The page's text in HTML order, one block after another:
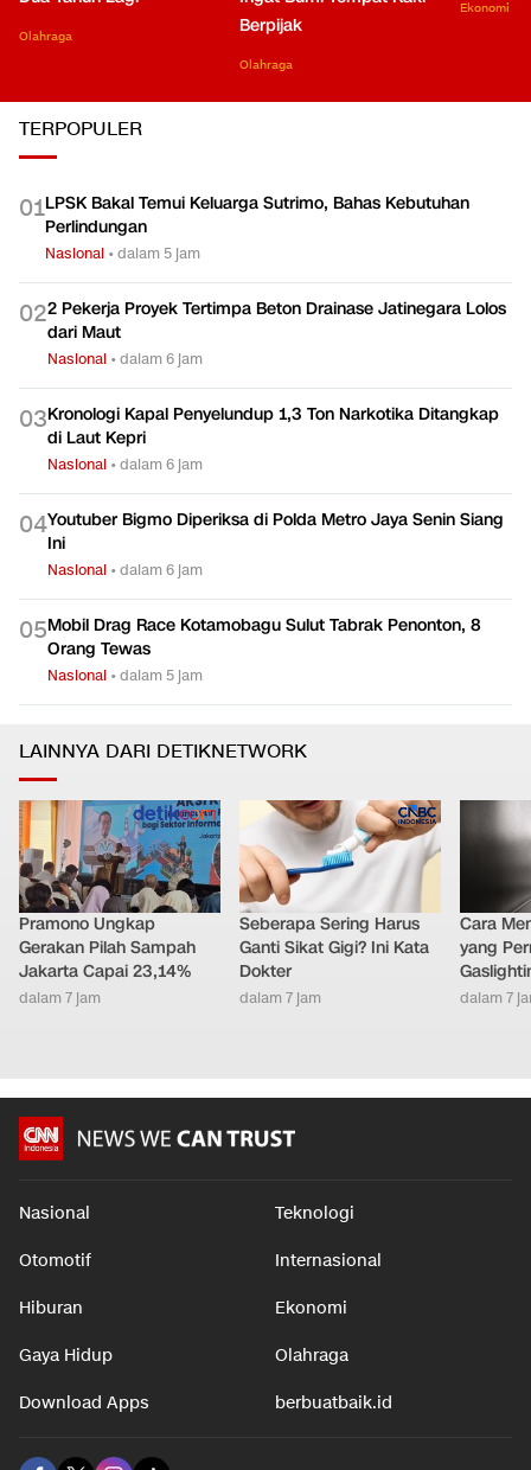
Olahraga
Berpijak
Olahraga
Ekonomi
TERPOPULER
01LPSK Bakal Temui Keluarga Sutrimo, Bahas Kebutuhan
Perlindungan
Nasional •dalam 5 jam
022 Pekerja Proyek Tertimpa Beton Drainase Jatinegara Lolos
dari Maut
Nasional •dalam 6 jam
03Kronologi Kapal Penyelundup 1,3 Ton Narkotika Ditangkap
di Laut Kepri
Nasional •dalam 6 jam
04Youtuber Bigmo Diperiksa di Polda Metro Jaya Senin Siang
Ini
Nasional •dalam 6 jam
05Mobil Drag Race Kotamobagu Sulut Tabrak Penonton, 8
Orang Tewas
Nasional •dalam 5 jam
LAINNYA DARI DETIKNETWORK
Pramono Ungkap
Gerakan Pilah Sampah
Jakarta Capai 23,14%
dalam 7 jam
Seberapa Sering Harus
Ganti Sikat Gigi? Ini Kata
Dokter
dalam 7 jam
Cara
yang
dalam 7
Nasional Teknologi
Otomotif Internasional
Hiburan Ekonomi
Gaya Hidup Olahraga
Download Apps berbuatbaik.id